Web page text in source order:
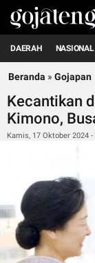
DAERAH NASIONAL
Beranda » Gojapan
Kecantikan
Kimono,
Kamis, 17 Oktober 2024